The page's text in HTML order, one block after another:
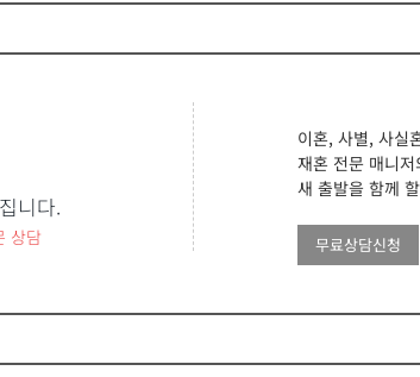
니다.
상담
이혼, 사별, 사실
재혼 전문 매니
새 출발을 함께
무료상담신청